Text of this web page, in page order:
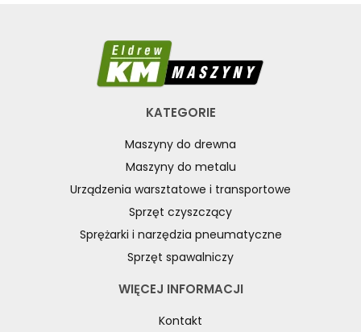
KATEGORIE
Maszyny do drewna
Maszyny do metalu
Urządzenia warsztatowe i transportowe
Sprzęt czyszczący
Sprężarki i narzędzia pneumatyczne
Sprzęt spawalniczy
WIĘCEJ INFORMACJI
Kontakt